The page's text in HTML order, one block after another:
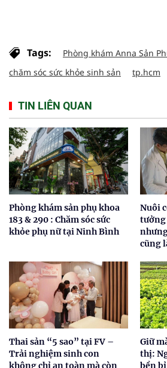
Tags:
Phòng khám Anna Sản
chăm sóc sức khỏe sinh sản
tp.hcm
TIN LIÊN QUAN
Phòng khám sản phụ khoa
183 & 290 : Chăm sóc sức
khỏe phụ nữ tại Ninh Bình
Nuôi
tưởng
cũng
Thai sản “5 sao” tại FV –
Trải nghiệm sinh con
không chỉ an toàn mà còn
Giữ
thị:
bền